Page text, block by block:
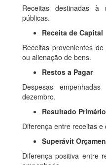
Receitas destinadas à
públicas.
Receita de Capital
Receitas provenientes
ou alienação de bens.
Restos a Pagar
Despesas
dezembro.
Resultado Primário
Diferença entre receitas
Superávit
Diferença positiva entre